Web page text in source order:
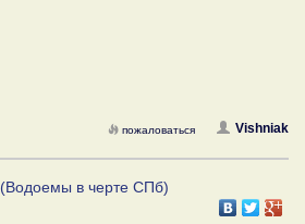
Vishniak
пожаловаться
(Водоемы в черте СПб)